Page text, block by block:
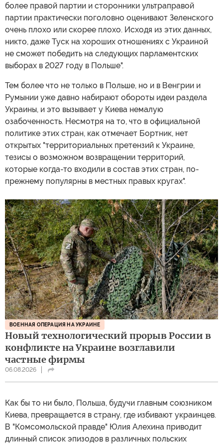
более правой партии и сторонники ультраправой
партии практически поголовно оценивают Зеленского
очень плохо или скорее плохо. Исходя из этих данных,
никто, даже Туск на хороших отношениях с Украиной
не сможет победить на следующих парламентских
выборах в 2027 году в Польше".
Тем более что не только в Польше, но и в Венгрии и
Румынии уже давно набирают обороты идеи раздела
Украины, и это вызывает у Киева немалую
озабоченность. Несмотря на то, что в официальной
политике этих стран, как отмечает Бортник, нет
открытых "территориальных претензий к Украине,
тезисы о возможном возвращении территорий,
которые когда-то входили в состав этих стран, по-
прежнему популярны в местных правых кругах".
ВОЕННАЯ ОПЕРАЦИЯ НА УКРАИНЕ
Новый технологический прорыв России в
конфликте на Украине возглавили
частные фирмы
06.08.2026
Как бы то ни было, Польша, будучи главным союзником
Киева, превращается в страну, где избивают украинцев.
В "Комсомольской правде" Юлия Алехина приводит
длинный список эпизодов в различных польских